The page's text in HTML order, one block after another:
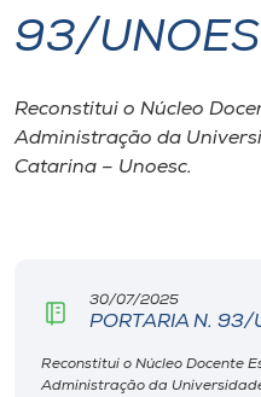
I.nova
Diplomados
93/
Reconstitui o Núcleo
Administração da
Catarina – Unoesc.
30/07/2025
PORTARIA N.
Reconstitui o Núcleo Docente
Administração da